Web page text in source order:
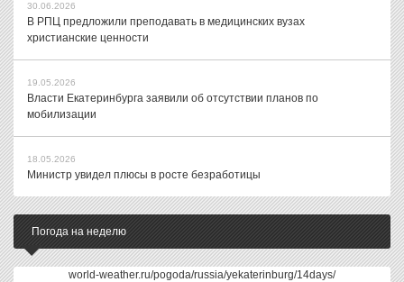
30.06.2026
В РПЦ предложили преподавать в медицинских вузах
христианские ценности
19.05.2026
Власти Екатеринбурга заявили об отсутствии планов по
мобилизации
18.05.2026
Министр увидел плюсы в росте безработицы
Погода на неделю
world-weather.ru/pogoda/russia/yekaterinburg/14days/